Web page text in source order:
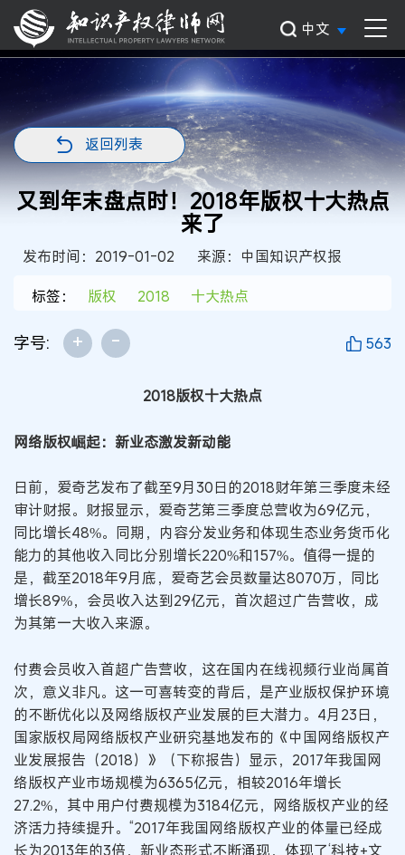
中文
返回列表
又到年末盘点时！2018年版权十大热点
来了
发布时间：2019-01-02
来源：中国知识产权报
标签：
版权 2018 十大热点
字号: + - 563
2018版权十大热点
网络版权崛起：新业态激发新动能
日前，爱奇艺发布了截至9月30日的2018财年第三季度未经
审计财报。财报显示，爱奇艺第三季度总营收为69亿元，
同比增长48%。同期，内容分发业务和体现生态业务货币化
能力的其他收入同比分别增长220%和157%。值得一提的
是，截至2018年9月底，爱奇艺会员数量达8070万，同比
增长89%，会员收入达到29亿元，首次超过广告营收，成
为其第一大收入来源。
付费会员收入首超广告营收，这在国内在线视频行业尚属首
次，意义非凡。这一可喜转变的背后，是产业版权保护环境
的不断优化以及网络版权产业发展的巨大潜力。4月23日，
国家版权局网络版权产业研究基地发布的《中国网络版权产
业发展报告（2018）》（下称报告）显示，2017年我国网
络版权产业市场规模为6365亿元，相较2016年增长
27.2%，其中用户付费规模为3184亿元，网络版权产业的经
济活力持续提升。“2017年我国网络版权产业的体量已经成
长为2013年的3倍，新业态形式不断涌现，体现了‘科技+文